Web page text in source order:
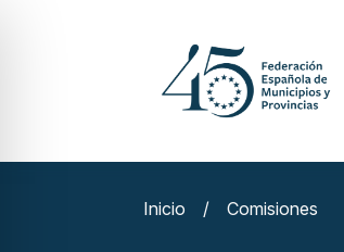
Inicio / Comisiones